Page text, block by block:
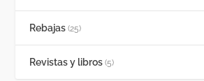
Rebajas (25)
Revistas y libros (5)